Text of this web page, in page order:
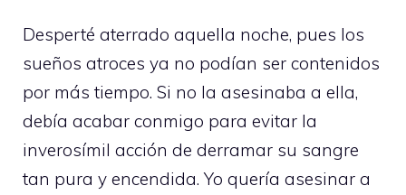
Desperté aterrado aquella noche, pues los
sueños atroces ya no podían ser contenidos
por más tiempo. Si no la asesinaba a ella,
debía acabar conmigo para evitar la
inverosímil acción de derramar su sangre
tan pura y encendida. Yo quería asesinar a